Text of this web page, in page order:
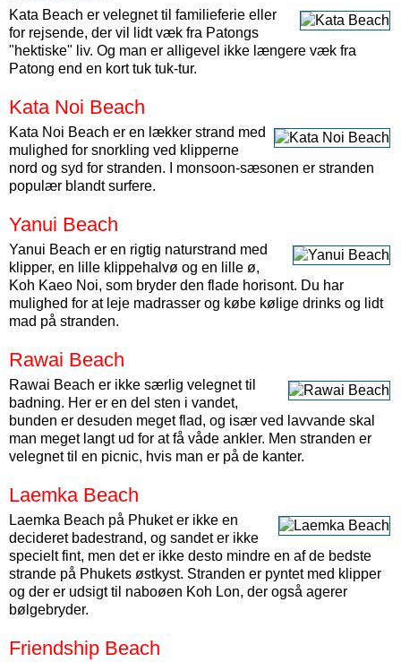
Kata Beach er velegnet til familieferie eller
for rejsende, der vil lidt væk fra Patongs
"hektiske" liv. Og man er alligevel ikke længere væk fra
Patong end en kort tuk tuk-tur.
Kata Noi Beach
Kata Noi Beach er en lækker strand med
mulighed for snorkling ved klipperne
nord og syd for stranden. I monsoon-sæsonen er stranden
populær blandt surfere.
Yanui Beach
Yanui Beach er en rigtig naturstrand med
klipper, en lille klippehalvø og en lille ø,
Koh Kaeo Noi, som bryder den flade horisont. Du har
mulighed for at leje madrasser og købe kølige drinks og lidt
mad på stranden.
Rawai Beach
Rawai Beach er ikke særlig velegnet til
badning. Her er en del sten i vandet,
bunden er desuden meget flad, og især ved lavvande skal
man meget langt ud for at få våde ankler. Men stranden er
velegnet til en picnic, hvis man er på de kanter.
Laemka Beach
Laemka Beach på Phuket er ikke en
decideret badestrand, og sandet er ikke
specielt fint, men det er ikke desto mindre en af de bedste
strande på Phukets østkyst. Stranden er pyntet med klipper
og der er udsigt til naboøen Koh Lon, der også agerer
bølgebryder.
Friendship Beach